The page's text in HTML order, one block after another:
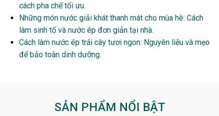
cách pha chế tối ưu.
Những món nước giải khát thanh mát cho mùa hè: Cách
làm sinh tố và nước ép đơn giản tại nhà.
Cách làm nước ép trái cây tươi ngon: Nguyên liệu và mẹo
để bảo toàn dinh dưỡng.
SẢN PHẨM NỔI BẬT